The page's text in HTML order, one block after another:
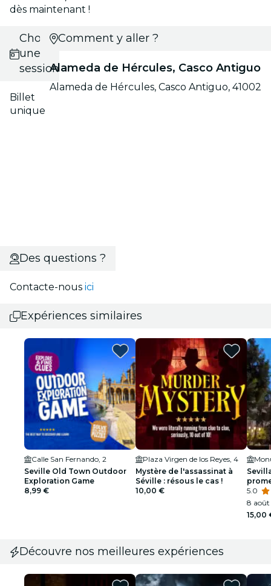
dès maintenant !
Choisis
une
session
Billet
unique
Comment y aller ?
Alameda de Hércules, Casco Antiguo
Alameda de Hércules, Casco Antiguo, 41002
Des questions ?
Contacte-nous ici
Expériences similaires
Calle San Fernando, 2
Seville Old Town Outdoor
Exploration Game
8,99 €
Plaza Virgen de los Reyes, 4
Mystère de l'assassinat à
Séville : résous le cas !
10,00 €
5.0
8
15,00
Découvre nos meilleures expériences